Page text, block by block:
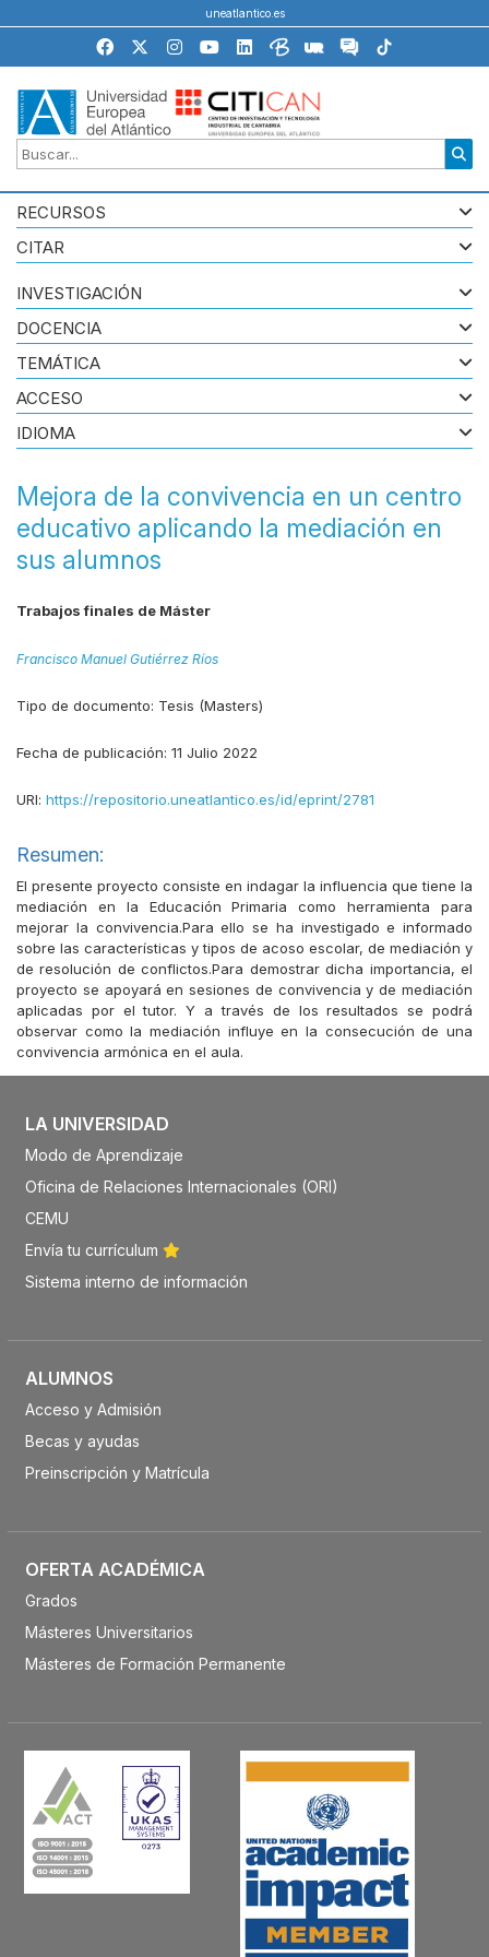
uneatlantico.es
RECURSOS
CITAR
Mejora de la convivencia en un centro
educativo aplicando la mediación en
sus alumnos
Trabajos finales de Máster
Francisco Manuel Gutiérrez Ríos
Tipo de documento: Tesis (Masters)
Fecha de publicación: 11 Julio 2022
URI: https://repositorio.uneatlantico.es/id/eprint/2781
Resumen:
El presente proyecto consiste en indagar la influencia que tiene la
mediación en la Educación Primaria como herramienta para
mejorar la convivencia.Para ello se ha investigado e informado
sobre las características y tipos de acoso escolar, de mediación y
de resolución de conflictos.Para demostrar dicha importancia, el
proyecto se apoyará en sesiones de convivencia y de mediación
aplicadas por el tutor. Y a través de los resultados se podrá
observar como la mediación influye en la consecución de una
convivencia armónica en el aula.
INVESTIGACIÓN
DOCENCIA
TEMÁTICA
ACCESO
IDIOMA
LA UNIVERSIDAD
Modo de Aprendizaje
Oficina de Relaciones Internacionales (ORI)
CEMU
Envía tu currículum
Sistema interno de información
ALUMNOS
Acceso y Admisión
Becas y ayudas
Preinscripción y Matrícula
OFERTA ACADÉMICA
Grados
Másteres Universitarios
Másteres de Formación Permanente